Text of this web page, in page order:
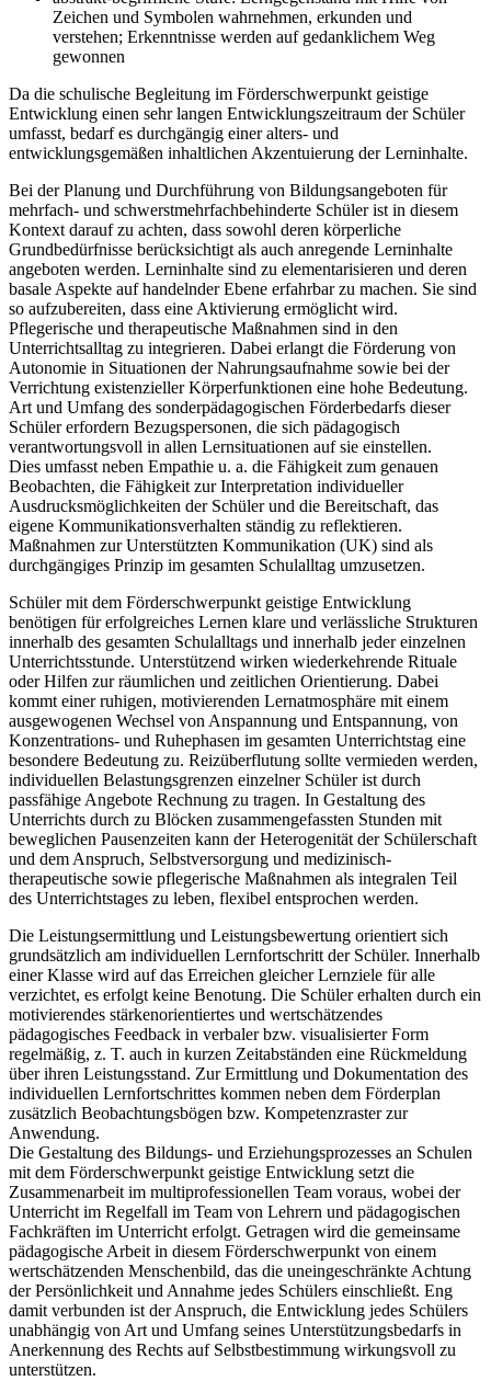
Zeichen und Symbolen wahrnehmen, erkunden und
verstehen; Erkenntnisse werden auf gedanklichem Weg
gewonnen
Da die schulische Begleitung im Förderschwerpunkt geistige
Entwicklung einen sehr langen Entwicklungszeitraum der Schüler
umfasst, bedarf es durchgängig einer alters- und
entwicklungsgemäßen inhaltlichen Akzentuierung der Lerninhalte.
Bei der Planung und Durchführung von Bildungsangeboten für
mehrfach- und schwerstmehrfachbehinderte Schüler ist in diesem
Kontext darauf zu achten, dass sowohl deren körperliche
Grundbedürfnisse berücksichtigt als auch anregende Lerninhalte
angeboten werden. Lerninhalte sind zu elementarisieren und deren
basale Aspekte auf handelnder Ebene erfahrbar zu machen. Sie sind
so aufzubereiten, dass eine Aktivierung ermöglicht wird.
Pflegerische und therapeutische Maßnahmen sind in den
Unterrichtsalltag zu integrieren. Dabei erlangt die Förderung von
Autonomie in Situationen der Nahrungsaufnahme sowie bei der
Verrichtung existenzieller Körperfunktionen eine hohe Bedeutung.
Art und Umfang des sonderpädagogischen Förderbedarfs dieser
Schüler erfordern Bezugspersonen, die sich pädagogisch
verantwortungsvoll in allen Lernsituationen auf sie einstellen.
Dies umfasst neben Empathie u. a. die Fähigkeit zum genauen
Beobachten, die Fähigkeit zur Interpretation individueller
Ausdrucksmöglichkeiten der Schüler und die Bereitschaft, das
eigene Kommunikationsverhalten ständig zu reflektieren.
Maßnahmen zur Unterstützten Kommunikation (UK) sind als
durchgängiges Prinzip im gesamten Schulalltag umzusetzen.
Schüler mit dem Förderschwerpunkt geistige Entwicklung
benötigen für erfolgreiches Lernen klare und verlässliche Strukturen
innerhalb des gesamten Schulalltags und innerhalb jeder einzelnen
Unterrichtsstunde. Unterstützend wirken wiederkehrende Rituale
oder Hilfen zur räumlichen und zeitlichen Orientierung. Dabei
kommt einer ruhigen, motivierenden Lernatmosphäre mit einem
ausgewogenen Wechsel von Anspannung und Entspannung, von
Konzentrations- und Ruhephasen im gesamten Unterrichtstag eine
besondere Bedeutung zu. Reizüberflutung sollte vermieden werden,
individuellen Belastungsgrenzen einzelner Schüler ist durch
passfähige Angebote Rechnung zu tragen. In Gestaltung des
Unterrichts durch zu Blöcken zusammengefassten Stunden mit
beweglichen Pausenzeiten kann der Heterogenität der Schülerschaft
und dem Anspruch, Selbstversorgung und medizinisch-
therapeutische sowie pflegerische Maßnahmen als integralen Teil
des Unterrichtstages zu leben, flexibel entsprochen werden.
Die Leistungsermittlung und Leistungsbewertung orientiert sich
grundsätzlich am individuellen Lernfortschritt der Schüler. Innerhalb
einer Klasse wird auf das Erreichen gleicher Lernziele für alle
verzichtet, es erfolgt keine Benotung. Die Schüler erhalten durch ein
motivierendes stärkenorientiertes und wertschätzendes
pädagogisches Feedback in verbaler bzw. visualisierter Form
regelmäßig, z. T. auch in kurzen Zeitabständen eine Rückmeldung
über ihren Leistungsstand. Zur Ermittlung und Dokumentation des
individuellen Lernfortschrittes kommen neben dem Förderplan
zusätzlich Beobachtungsbögen bzw. Kompetenzraster zur
Anwendung.
Die Gestaltung des Bildungs- und Erziehungsprozesses an Schulen
mit dem Förderschwerpunkt geistige Entwicklung setzt die
Zusammenarbeit im multiprofessionellen Team voraus, wobei der
Unterricht im Regelfall im Team von Lehrern und pädagogischen
Fachkräften im Unterricht erfolgt. Getragen wird die gemeinsame
pädagogische Arbeit in diesem Förderschwerpunkt von einem
wertschätzenden Menschenbild, das die uneingeschränkte Achtung
der Persönlichkeit und Annahme jedes Schülers einschließt. Eng
damit verbunden ist der Anspruch, die Entwicklung jedes Schülers
unabhängig von Art und Umfang seines Unterstützungsbedarfs in
Anerkennung des Rechts auf Selbstbestimmung wirkungsvoll zu
unterstützen.